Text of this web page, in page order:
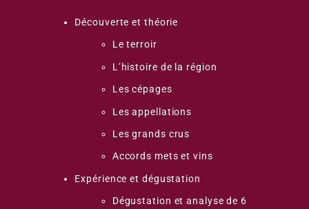
Découverte et théorie
Le terroir
L’histoire de la région
Les cépages
Les appellations
Les grands crus
Accords mets et vins
Expérience et dégustation
Dégustation et analyse de 6